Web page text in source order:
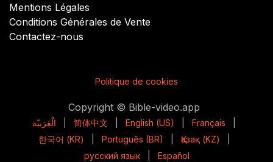
Mentions Légales
Conditions Générales de Vente
Contactez-nous
Politique de cookies
Copyright © Bible-video.app
الْعَرَبيّة 简体中文 English (US) Français
한국어 (KR)
Português (BR) Қазақ (KZ)
русский язык
Español